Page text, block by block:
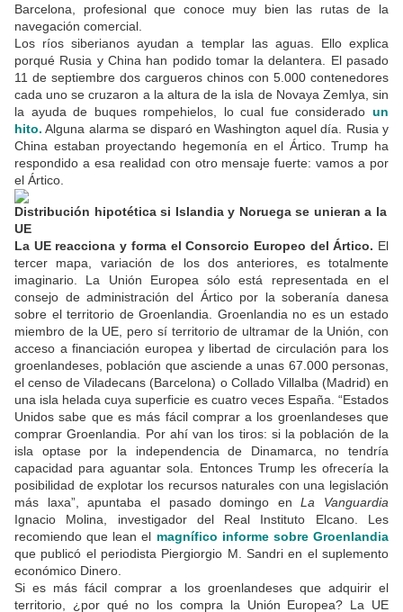
Barcelona, profesional que conoce muy bien las rutas de la
navegación comercial.
Los ríos siberianos ayudan a templar las aguas. Ello explica
porqué Rusia y China han podido tomar la delantera. El pasado
11 de septiembre dos cargueros chinos con 5.000 contenedores
cada uno se cruzaron a la altura de la isla de Novaya Zemlya, sin
la ayuda de buques rompehielos, lo cual fue considerado un
hito. Alguna alarma se disparó en Washington aquel día. Rusia y
China estaban proyectando hegemonía en el Ártico. Trump ha
respondido a esa realidad con otro mensaje fuerte: vamos a por
el Ártico.
Distribución hipotética si Islandia y Noruega se unieran a la
UE
La UE reacciona y forma el Consorcio Europeo del Ártico. El
tercer mapa, variación de los dos anteriores, es totalmente
imaginario. La Unión Europea sólo está representada en el
consejo de administración del Ártico por la soberanía danesa
sobre el territorio de Groenlandia. Groenlandia no es un estado
miembro de la UE, pero sí territorio de ultramar de la Unión, con
acceso a financiación europea y libertad de circulación para los
groenlandeses, población que asciende a unas 67.000 personas,
el censo de Viladecans (Barcelona) o Collado Villalba (Madrid) en
una isla helada cuya superficie es cuatro veces España. “Estados
Unidos sabe que es más fácil comprar a los groenlandeses que
comprar Groenlandia. Por ahí van los tiros: si la población de la
isla optase por la independencia de Dinamarca, no tendría
capacidad para aguantar sola. Entonces Trump les ofrecería la
posibilidad de explotar los recursos naturales con una legislación
más laxa”, apuntaba el pasado domingo enLa Vanguardia
Ignacio Molina, investigador del Real Instituto Elcano. Les
recomiendo que lean el magnífico informe sobre Groenlandia
que publicó el periodista Piergiorgio M. Sandri en el suplemento
económico Dinero.
Si es más fácil comprar a los groenlandeses que adquirir el
territorio, ¿por qué no los compra la Unión Europea? La UE